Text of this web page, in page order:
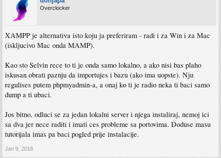
Overclocker
XAMPP je alternativa isto koju ja preferiram - radi i za Win i za Mac
(iskljucivo Mac onda MAMP).
Kao sto Selvin rece to ti je onda samo lokalno, a ako nisi bas plaho
iskusan obrati paznju da importujes i bazu (ako ima uopste). Nju
regulises putem phpmyadmin-a, a onaj ko ti je radio neka ti baci samo
dump a ti ubaci.
Jos bitno, odluci se za jedan lokalni server i njega instaliraj, nemoj ici
sa dva jer nece raditi i imati ces probleme sa portovima. Doduse masu
tutorijala imas pa baci pogled prije instalacije.
Jan 9, 2018